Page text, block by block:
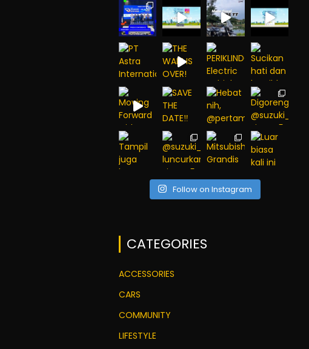
Follow on Instagram
CATEGORIES
ACCESSORIES
CARS
COMMUNITY
LIFESTYLE